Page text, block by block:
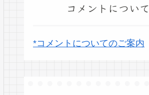
コメントについて
*コメントについてのご案内